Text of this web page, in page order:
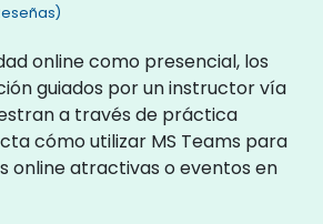
online como presencial, los
guiados por un instructor vía
a través de práctica
cómo utilizar MS Teams para
online atractivas o eventos en